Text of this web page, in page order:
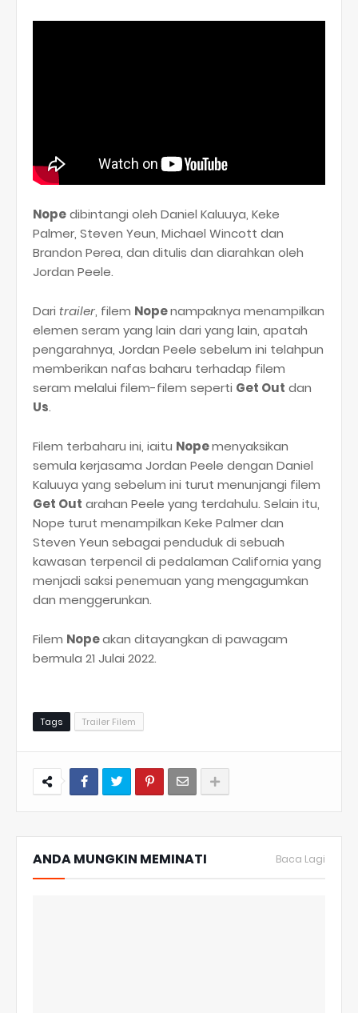
Nopedibintangi oleh Daniel Kaluuya, Keke
Palmer, Steven Yeun, Michael Wincott dan
Brandon Perea, dan ditulis dan diarahkan oleh
Jordan Peele.
Dari trailer, filem Nopenampaknya menampilkan
elemen seram yang lain dari yang lain, apatah
pengarahnya, Jordan Peele sebelum ini telahpun
memberikan nafas baharu terhadap filem
seram melalui filem-filem seperti Get Out dan
Us.
Filem terbaharu ini, iaitu Nopemenyaksikan
semula kerjasama Jordan Peele dengan Daniel
Kaluuya yang sebelum ini turut menunjangi filem
Get Out arahan Peele yang terdahulu. Selain itu,
Nope turut menampilkan Keke Palmer dan
Steven Yeun sebagai penduduk di sebuah
kawasan terpencil di pedalaman California yang
menjadi saksi penemuan yang mengagumkan
dan menggerunkan.
Filem Nopeakan ditayangkan di pawagam
bermula 21 Julai 2022.
Tags Trailer Filem
ANDA MUNGKIN MEMINATI Baca Lagi